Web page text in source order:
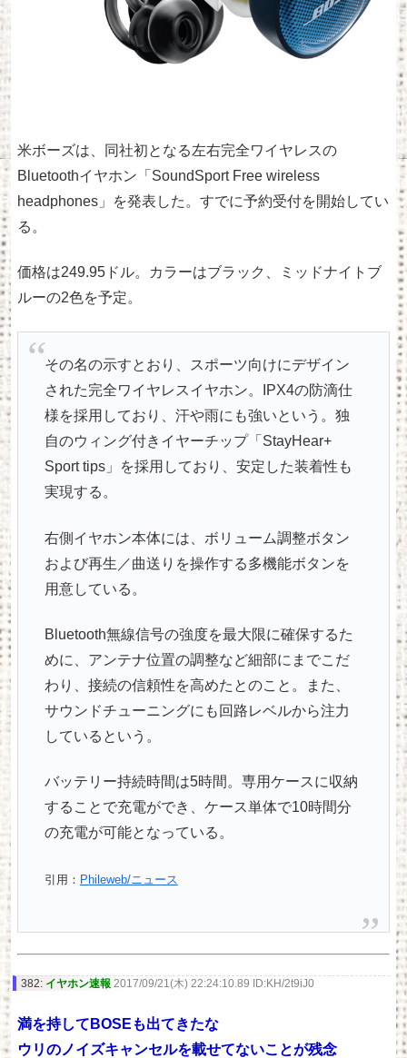
米ボーズは、同社初となる左右完全ワイヤレスの
Bluetoothイヤホン「SoundSport Free wireless
headphones」を発表した。すでに予約受付を開始してい
る。
価格は249.95ドル。カラーはブラック、ミッドナイトブ
ルーの2色を予定。
その名の示すとおり、スポーツ向けにデザイン
された完全ワイヤレスイヤホン。IPX4の防滴仕
様を採用しており、汗や雨にも強いという。独
自のウィング付きイヤーチップ「StayHear+
Sport tips」を採用しており、安定した装着性も
実現する。
右側イヤホン本体には、ボリューム調整ボタン
および再生／曲送りを操作する多機能ボタンを
用意している。
Bluetooth無線信号の強度を最大限に確保するた
めに、アンテナ位置の調整など細部にまでこだ
わり、接続の信頼性を高めたとのこと。また、
サウンドチューニングにも回路レベルから注力
しているという。
バッテリー持続時間は5時間。専用ケースに収納
することで充電ができ、ケース単体で10時間分
の充電が可能となっている。
引用： Phileweb/ニュース
382: イヤホン速報 2017/09/21(木) 22:24:10.89 ID:KH/2t9iJ0
満を持してBOSEも出てきたな
ウリのノイズキャンセルを載せてないことが残念